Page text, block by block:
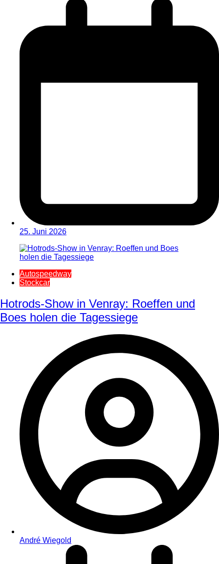
25. Juni 2026
Autospeedway
Stockcar
Hotrods-Show in Venray: Roeffen und
Boes holen die Tagessiege
André Wiegold